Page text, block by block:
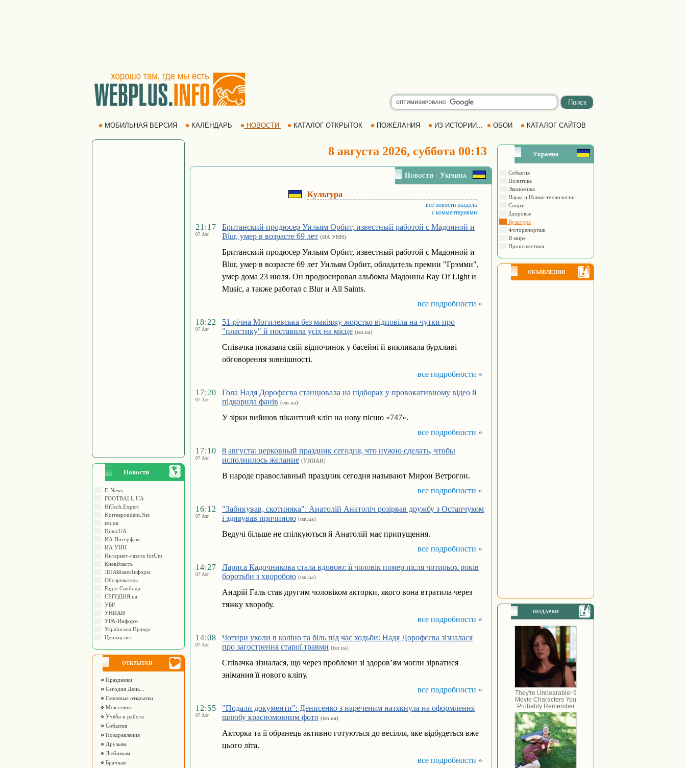
МОБИЛЬНАЯ ВЕРСИЯ КАЛЕНДАРЬ НОВОСТИ КАТАЛОГ ОТКРЫТОК ПОЖЕЛАНИЯ ИЗ ИСТОРИИ... ОБОИ КАТАЛОГ САЙТОВ
Новости
E-News
FOOTBALL.UA
HiTech.Expert
Korrespondent.Net
tsn.ua
ГолосUA
ИА Интерфакс
ИА УНН
Интернет-газета forUm
КиевВласть
ЛIГАБiзнесIнформ
Обозреватель
Радіо Свобода
СЕГОДНЯ.ua
УБР
УНИАН
УРА-Информ
Українська Правда
Цензор.нет
ОТКРЫТКИ
Праздники
Сегодня День...
Смешные открытки
Моя семья
Учёба и работа
События
Поздравления
Друзьям
Любимым
Брачные
8 августа 2026, суббота 00:13
Новости - Украина
Культура
все новости раздела
с комментариями
21:17
07 Авг
Британский продюсер Уильям Орбит, известный работой с Мадонной и
Blur, умер в возрасте 69 лет (ИА УНН)
Британский продюсер Уильям Орбит, известный работой с Мадонной и
Blur, умер в возрасте 69 лет Уильям Орбит, обладатель премии "Грэмми",
умер дома 23 июля. Он продюсировал альбомы Мадонны Ray Of Light и
Music, а также работал с Blur и All Saints.
все подробности »
18:22
07 Авг
51-річна Могилевська без макіяжу жорстко відповіла на чутки про
"пластику" й поставила усіх на місце (tsn.ua)
Співачка показала свій відпочинок у басейні й викликала бурхливі
обговорення зовнішності.
все подробности »
17:20
07 Авг
Гола Надя Дорофєєва станцювала на підборах у провокативному відео й
підкорила фанів (tsn.ua)
У зірки вийшов пікантний кліп на нову пісню «747».
все подробности »
17:10
07 Авг
8 августа: церковный праздник сегодня, что нужно сделать, чтобы
исполнилось желание (УНИАН)
В народе православный праздник сегодня называют Мирон Ветрогон.
все подробности »
16:12
07 Авг
"Забикував, скотиняка": Анатолій Анатоліч розірвав дружбу з Остапчуком
і здивував причиною (tsn.ua)
Ведучі більше не спілкуються й Анатолій має припущення.
все подробности »
14:27
07 Авг
Лариса Кадочникова стала вдовою: її чоловік помер після чотирьох років
боротьби з хворобою (tsn.ua)
Андрій Галь став другим чоловіком акторки, якого вона втратила через
тяжку хворобу.
все подробности »
14:08
07 Авг
Чотири уколи в коліно та біль під час ходьби: Надя Дорофєєва зізналася
про загострення старої травми (tsn.ua)
Співачка зізналася, що через проблеми зі здоров’ям могли зірватися
знімання її нового кліпу.
все подробности »
12:55
07 Авг
"Подали документи": Денисенко з нареченим натякнула на оформлення
шлюбу красномовним фото (tsn.ua)
Акторка та її обранець активно готуються до весілля, яке відбудеться вже
цього літа.
все подробности »
Украина
События
Политика
Экономика
Наука и Новые технологии
Спорт
Здоровье
Культура
Фоторепортаж
В мире
Происшествия
ОБЪЯВЛЕНИЯ
ПОДАРКИ